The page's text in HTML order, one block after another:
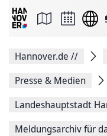
Seite
Facebook
teilen
Seitenlink
Seite
Hannover.de //
Presse & Medien
Landeshauptstadt
Meldungsarchiv für